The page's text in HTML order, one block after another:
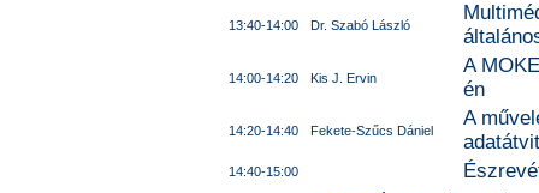
13:40-14:00 Dr. Szabó László
14:00-14:20 Kis J. Ervin
A
én
14:20-14:40 Fekete-Szűcs Dániel
A
14:40-15:00